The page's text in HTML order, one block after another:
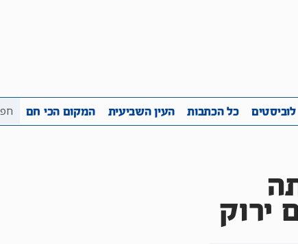
לוביסטים כל הכתבות העין השביעית המקום הכי חם
שקיפות לוביסטים כל הכתבות העין
ירוק